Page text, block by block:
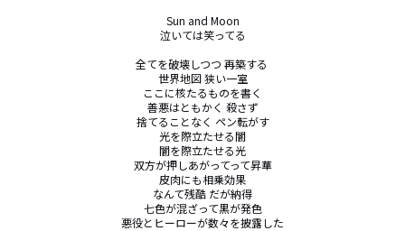
Sun and Moon
泣いては笑ってる
全てを破壊しつつ 再築する
世界地図 狭い一室
ここに核たるものを書く
善悪はともかく 殺さず
捨てることなく ペン転がす
光を際立たせる闇
闇を際立たせる光
双方が押しあがってって昇華
皮肉にも相乗効果
なんて残酷 だが納得
七色が混ざって黒が発色
悪役とヒーローが数々を披露した